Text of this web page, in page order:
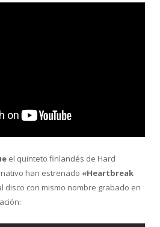
el quinteto finlandés de Hard
han estrenado «Heartbreak
disco con mismo nombre grabado en